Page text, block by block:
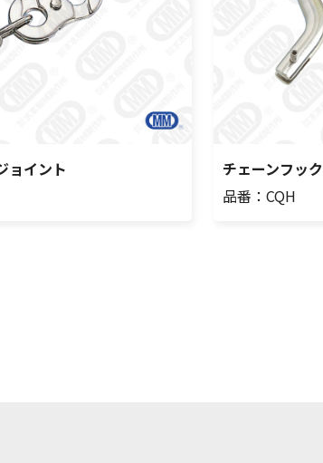
ョイント
チェーンフック
品番：CQH